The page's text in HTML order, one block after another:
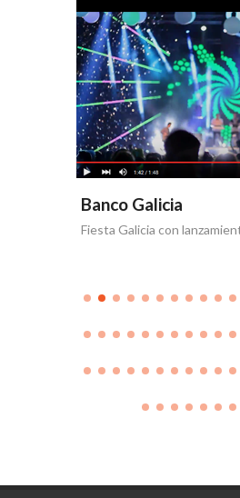
Banco Galicia
Fiesta Galicia con